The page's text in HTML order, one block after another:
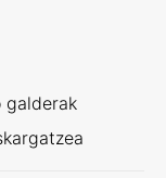
galderak